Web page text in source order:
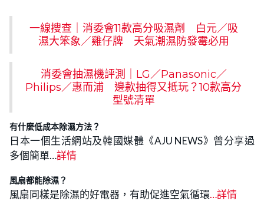
一線搜查｜消委會11款高分吸濕劑 白元／吸
濕大笨象／雞仔牌 天氣潮濕防發霉必用
消委會抽濕機評測｜LG／Panasonic／
Philips／惠而浦 邊款抽得又抵玩？10款高分
型號清單
有什麼低成本除濕方法？
日本一個生活網站及韓國媒體《AJU NEWS》曾分享過
多個簡單…詳情
風扇都能除濕？
風扇同樣是除濕的好電器，有助促進空氣循環…詳情